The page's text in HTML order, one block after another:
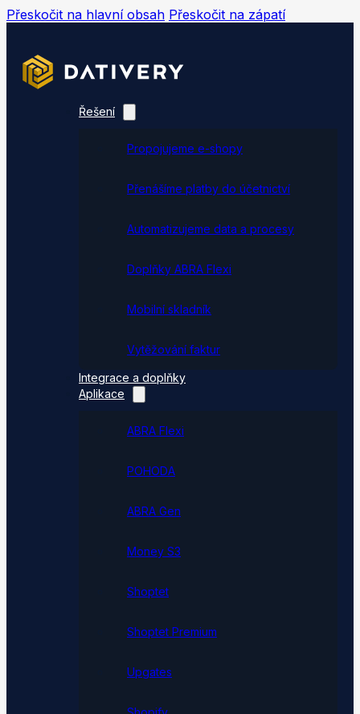
Přeskočit na hlavní obsah Přeskočit na zápatí
Řešení
Propojujeme e-shopy
Přenášíme platby do účetnictví
Automatizujeme data a procesy
Doplňky ABRA Flexi
Mobilní skladník
Vytěžování faktur
Integrace a doplňky
Aplikace
ABRA Flexi
POHODA
ABRA Gen
Money S3
Shoptet
Shoptet Premium
Upgates